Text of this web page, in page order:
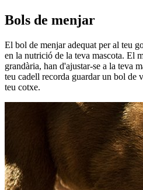
Bols de menjar
El bol de menjar adequat per al teu
en la nutrició de la teva mascota. El
grandària, han d'ajustar-se a la teva
teu cadell recorda guardar un bol de
teu cotxe.